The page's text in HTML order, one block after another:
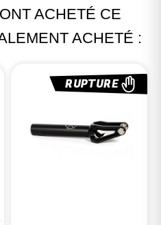
ACHETÉ CE
ACHETÉ :
RUPTURE